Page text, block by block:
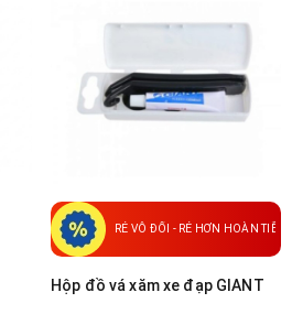
RẺ VÔ ĐỐI - RẺ HƠN HOÀN TIỀN
Hộp đồ vá xăm xe đạp GIANT